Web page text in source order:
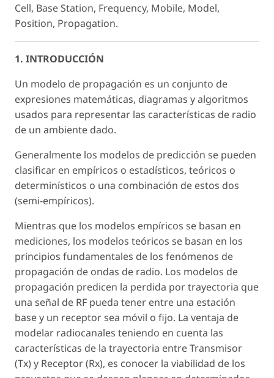
Cell, Base Station, Frequency, Mobile, Model,
Position, Propagation.
1. INTRODUCCIÓN
Un modelo de propagación es un conjunto de
expresiones matemáticas, diagramas y algoritmos
usados para representar las características de radio
de un ambiente dado.
Generalmente los modelos de predicción se pueden
clasificar en empíricos o estadísticos, teóricos o
determinísticos o una combinación de estos dos
(semi-empíricos).
Mientras que los modelos empíricos se basan en
mediciones, los modelos teóricos se basan en los
principios fundamentales de los fenómenos de
propagación de ondas de radio. Los modelos de
propagación predicen la perdida por trayectoria que
una señal de RF pueda tener entre una estación
base y un receptor sea móvil o fijo. La ventaja de
modelar radiocanales teniendo en cuenta las
características de la trayectoria entre Transmisor
(Tx) y Receptor (Rx), es conocer la viabilidad de los